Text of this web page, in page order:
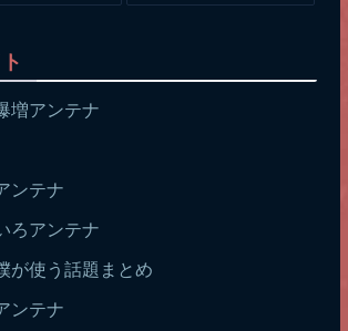
増アンテナ
ンテナ
ろアンテナ
が使う話題まとめ
ンテナ